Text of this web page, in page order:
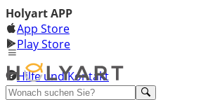
Holyart APP
App Store
Play Store
Hilfe und Kontakt
Entdecken Sie Premium